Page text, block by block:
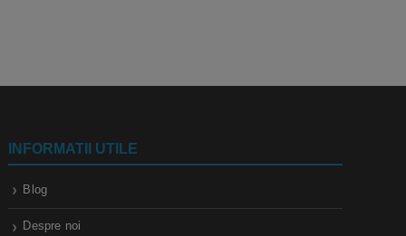
INFORMATII UTILE
Blog
Despre noi